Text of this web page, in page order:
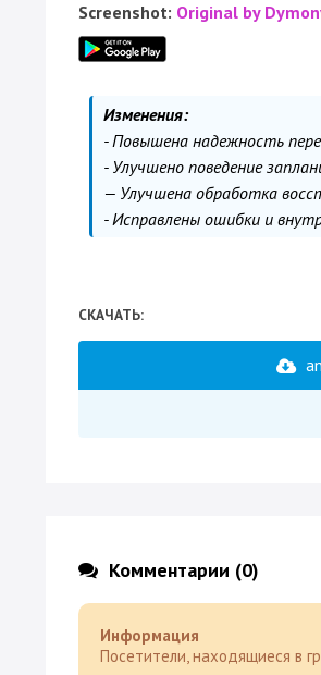
Screenshot: Original by
Изменения:
- Повышена надежность
- Улучшено поведение
— Улучшена обработка
- Исправлены ошибки и
СКАЧАТЬ:
Комментарии (0)
Информация
Посетители, находящиеся в